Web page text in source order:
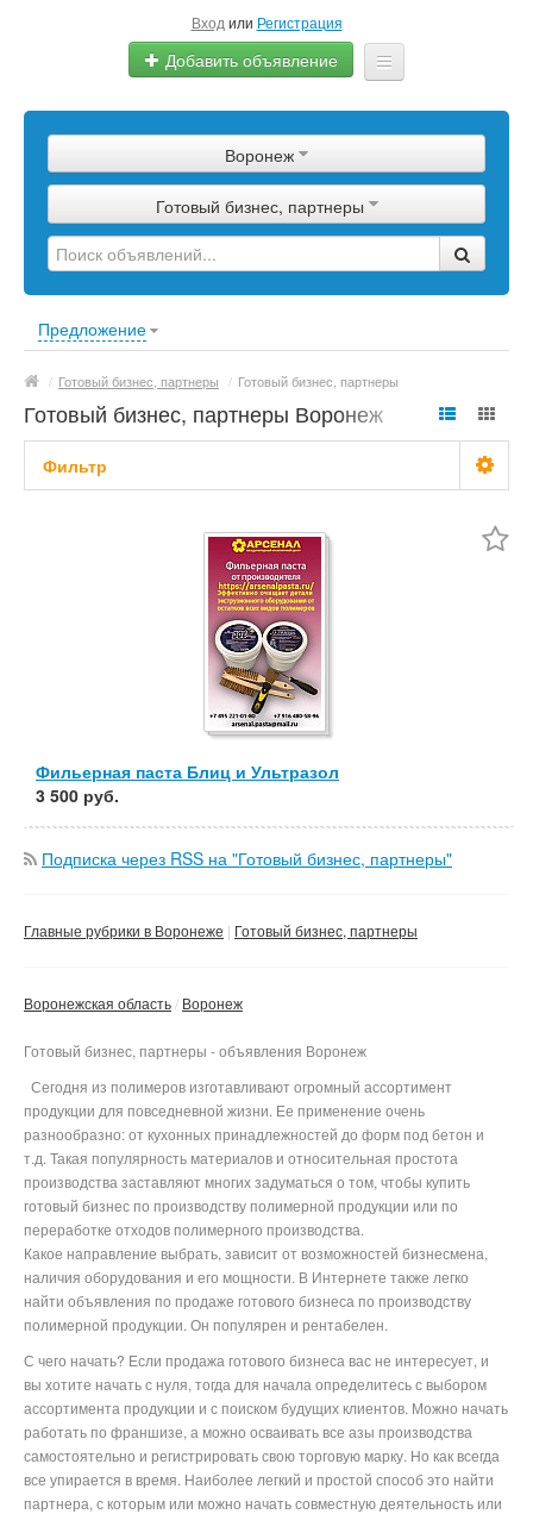
Вход или Регистрация
Добавить объявление
Сырье
Изделия
Оборудование
Воронеж
Готовый бизнес, партнеры
Предложение
/ Готовый бизнес, партнеры / Готовый бизнес, партнеры
Готовый бизнес, партнеры Воронеж
Фильтр
Применить Сбросить фильтр
Фильерная паста Блиц и Ультразол
3 500 руб.
Подписка через RSS на "Готовый бизнес, партнеры"
Главные рубрики в Воронеже Готовый бизнес, партнеры
Воронежская область Воронеж
Готовый бизнес, партнеры - объявления Воронеж
Сегодня из полимеров изготавливают огромный ассортимент
продукции для повседневной жизни. Ее применение очень
разнообразно: от кухонных принадлежностей до форм под бетон и
т.д. Такая популярность материалов и относительная простота
производства заставляют многих задуматься о том, чтобы купить
готовый бизнес по производству полимерной продукции или по
переработке отходов полимерного производства.
Какое направление выбрать, зависит от возможностей бизнесмена,
наличия оборудования и его мощности. В Интернете также легко
найти объявления по продаже готового бизнеса по производству
полимерной продукции. Он популярен и рентабелен.
С чего начать? Если продажа готового бизнеса вас не интересует, и
вы хотите начать с нуля, тогда для начала определитесь с выбором
ассортимента продукции и с поиском будущих клиентов. Можно начать
работать по франшизе, а можно осваивать все азы производства
самостоятельно и регистрировать свою торговую марку. Но как всегда
все упирается в время. Наиболее легкий и простой способ это найти
партнера, с которым или можно начать совместную деятельность или